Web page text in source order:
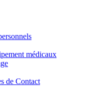
médicaux
de Contact